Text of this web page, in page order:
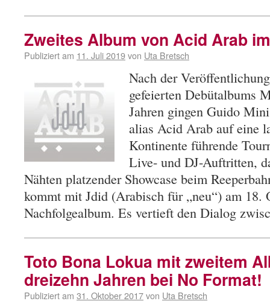
Zweites Album von Acid Arab
Publiziert am 11. Juli 2019von Uta Bretsch
Nach der
gefeierten Debütalbums
Jahren gingen Guido
alias Acid Arab auf eine
Kontinente führende
Live- und DJ-Auftritten,
Nähten platzender Showcase beim
kommt mit Jdid (Arabisch für „neu“) am 18.
Nachfolgealbum. Es vertieft den Dialog
Toto Bona Lokua mit zweitem
dreizehn Jahren bei No Format!
Publiziert am 31. Oktober 2017von Uta Bretsch